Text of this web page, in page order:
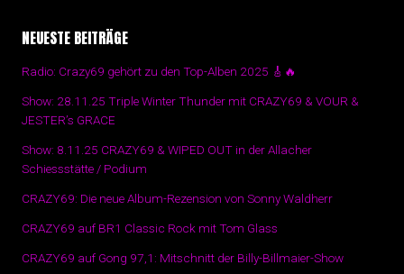
NEUESTE BEITRÄGE
Radio: Crazy69 gehört zu den Top-Alben 2025 🎸🔥
Show: 28.11.25 Triple Winter Thunder mit CRAZY69 & VOUR &
JESTER’s GRACE
Show: 8.11.25 CRAZY69 & WIPED OUT in der Allacher
Schiessstätte / Podium
CRAZY69: Die neue Album-Rezension von Sonny Waldherr
CRAZY69 auf BR1 Classic Rock mit Tom Glass
CRAZY69 auf Gong 97,1: Mitschnitt der Billy-Billmaier-Show